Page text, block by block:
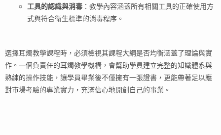
工具的認識與消毒 ：教學內容涵蓋所有相關工具的正確使用方
式與符合衛生標準的消毒程序。
選擇耳燭教學課程時，必須檢視其課程大綱是否均衡涵蓋了理論與實
作。一個負責任的耳燭教學機構，會幫助學員建立完整的知識體系與
熟練的操作技能，讓學員畢業後不僅擁有一張證書，更能帶著足以應
對市場考驗的專業實力，充滿信心地開創自己的事業。